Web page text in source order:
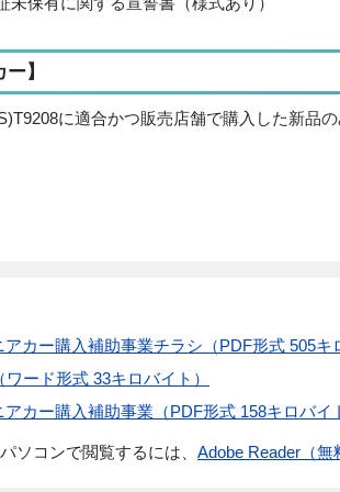
】
に適合かつ販売店舗で購入した新品
カー購入補助事業チラシ（PDF形式 505キ
ード形式 33キロバイト）
カー購入補助事業（PDF形式 158キロバイ
ソコンで閲覧するには、 Adobe Reader（無